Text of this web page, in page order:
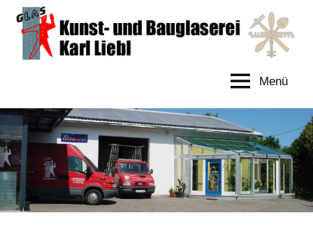
Glaserei
Kunst
und
Menü